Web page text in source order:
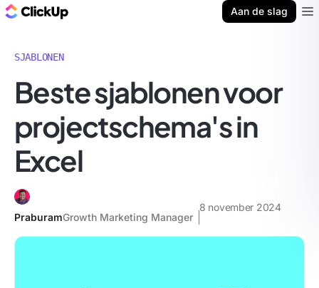
Aan de slag
SJABLONEN
Beste sjablonen voor
projectschema's in
Excel
PraburamGrowth Marketing Manager
8 november 2024